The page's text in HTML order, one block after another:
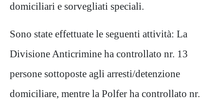
domiciliari e sorvegliati speciali.
Sono state effettuate le seguenti attività: La
Divisione Anticrimine ha controllato nr. 13
persone sottoposte agli arresti/detenzione
domiciliare, mentre la Polfer ha controllato nr.